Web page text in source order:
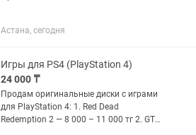
Астана, сегодня
Игры для PS4 (PlayStation 4)
24 000 ₸
Продам оригинальные диски с играми
для PlayStation 4: 1. Red Dead
Redemption 2 — 8 000 – 11 000 тг 2. GTA